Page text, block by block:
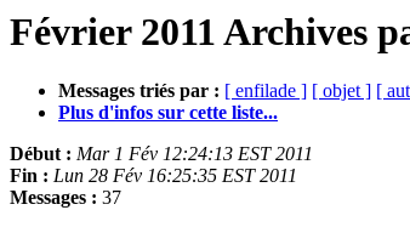
Février 2011 Archives
Messages triés par : [ enfilade ] [ objet ] [
Plus d'infos sur cette liste...
Début : Mar 1 Fév 12:24:13 EST 2011
Fin : Lun 28 Fév 16:25:35 EST 2011
Messages : 37